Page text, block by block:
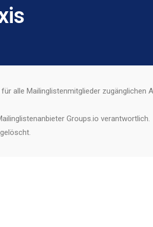
alle Mailinglistenmitglieder zugänglichen
Groups.io verantwortlich.